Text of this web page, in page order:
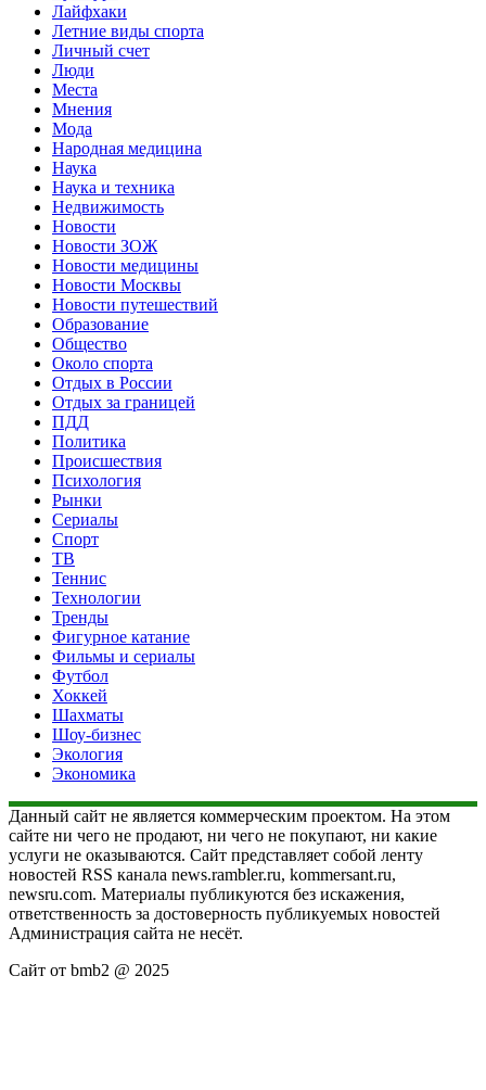
Лайфхаки
Летние виды спорта
Личный счет
Люди
Места
Мнения
Мода
Народная медицина
Наука
Наука и техника
Недвижимость
Новости
Новости ЗОЖ
Новости медицины
Новости Москвы
Новости путешествий
Образование
Общество
Около спорта
Отдых в России
Отдых за границей
ПДД
Политика
Происшествия
Психология
Рынки
Сериалы
Спорт
ТВ
Теннис
Технологии
Тренды
Фигурное катание
Фильмы и сериалы
Футбол
Хоккей
Шахматы
Шоу-бизнес
Экология
Экономика
Данный сайт не является коммерческим проектом. На этом
сайте ни чего не продают, ни чего не покупают, ни какие
услуги не оказываются. Сайт представляет собой ленту
новостей RSS канала news.rambler.ru, kommersant.ru,
newsru.com. Материалы публикуются без искажения,
ответственность за достоверность публикуемых новостей
Администрация сайта не несёт.
Сайт от bmb2 @ 2025